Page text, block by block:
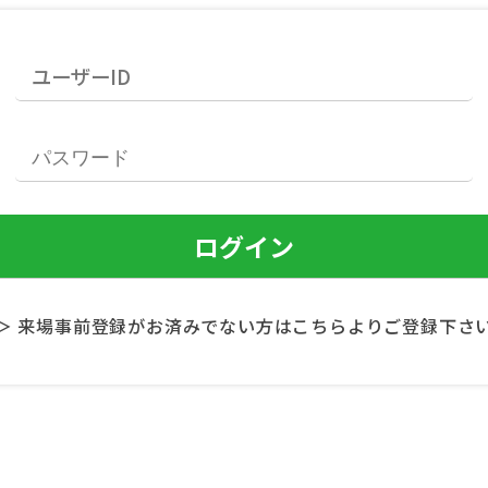
来場事前登録がお済みでない方はこちらよりご登録下さ